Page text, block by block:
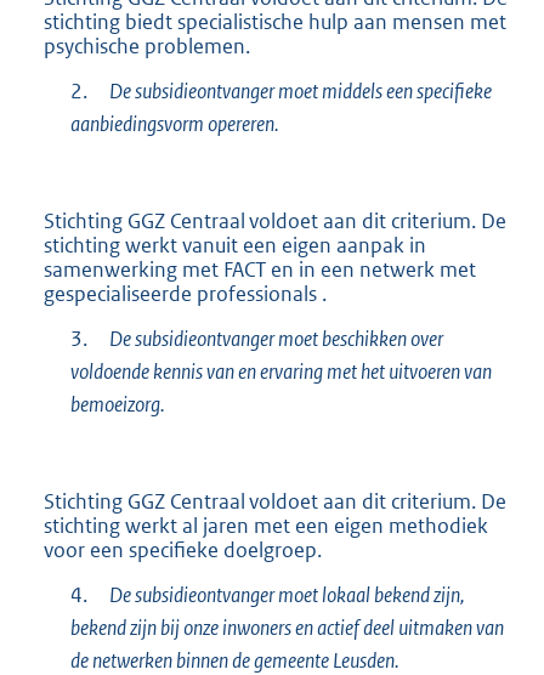
stichting biedt specialistische hulp aan mensen met
psychische problemen.
2.
De subsidieontvanger moetmiddels een specifieke
aanbiedingsvorm opereren.
Stichting GGZ Centraal voldoet aan dit criterium. De
stichting werkt vanuit een eigen aanpak in
samenwerking met FACT en in een netwerk met
gespecialiseerde professionals .
3.
De subsidieontvanger moet beschikken over
voldoende kennis van en ervaring met het uitvoeren van
bemoeizorg.
Stichting GGZ Centraal voldoet aan dit criterium. De
stichting werkt al jaren met een eigen methodiek
voor een specifieke doelgroep.
4.
De subsidieontvanger moet lokaal bekend zijn,
bekend zijn bij onze inwoners en actief deel uitmaken van
de netwerken binnen de gemeente Leusden.